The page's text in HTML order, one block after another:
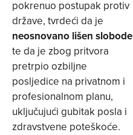
pokrenuo postupak protiv
države, tvrdeći da je
neosnovano lišen slobode
te da je zbog pritvora
pretrpio ozbiljne
posljedice na privatnom i
profesionalnom planu,
uključujući gubitak posla i
zdravstvene poteškoće.